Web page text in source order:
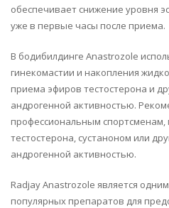
обеспечивает снижение уровня
уже в первые часы после приема.
В бодибилдинге Anastrozole
гинекомастии и накопления
приема эфиров тестостерона и
андрогенной активностью.
профессиональным
тестостерона, сустаноном или
андрогенной активностью.
Radjay Anastrozole является
популярных препаратов для